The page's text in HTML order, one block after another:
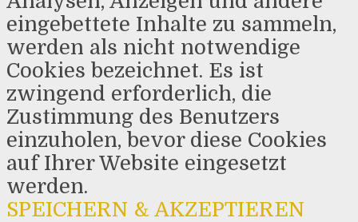
eingebettete Inhalte zu sammeln,
werden als nicht notwendige
Cookies bezeichnet. Es ist
zwingend erforderlich, die
Zustimmung des Benutzers
einzuholen, bevor diese Cookies
auf Ihrer Website eingesetzt
werden.
SPEICHERN & AKZEPTIEREN